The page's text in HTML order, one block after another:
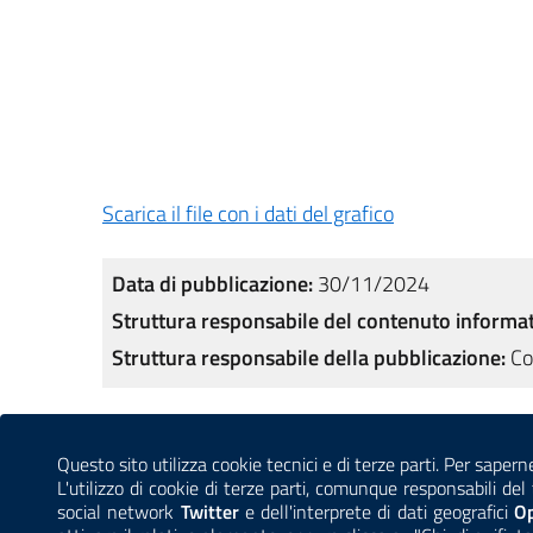
Questo sito utilizza cookie tecnici e di terze parti. Per
L'utilizzo di cookie di terze parti, comunque responsabili
social network Twittere dell'interprete di dati geografici
Scarica il file con i dati del grafico
Data di pubblicazione:30/11/2024
Struttura responsabile del contenuto
Struttura responsabile della pubblicazione:
Sezione Link Utili
CONTATTI AMMINISTRAZIONE TRASPARENTE